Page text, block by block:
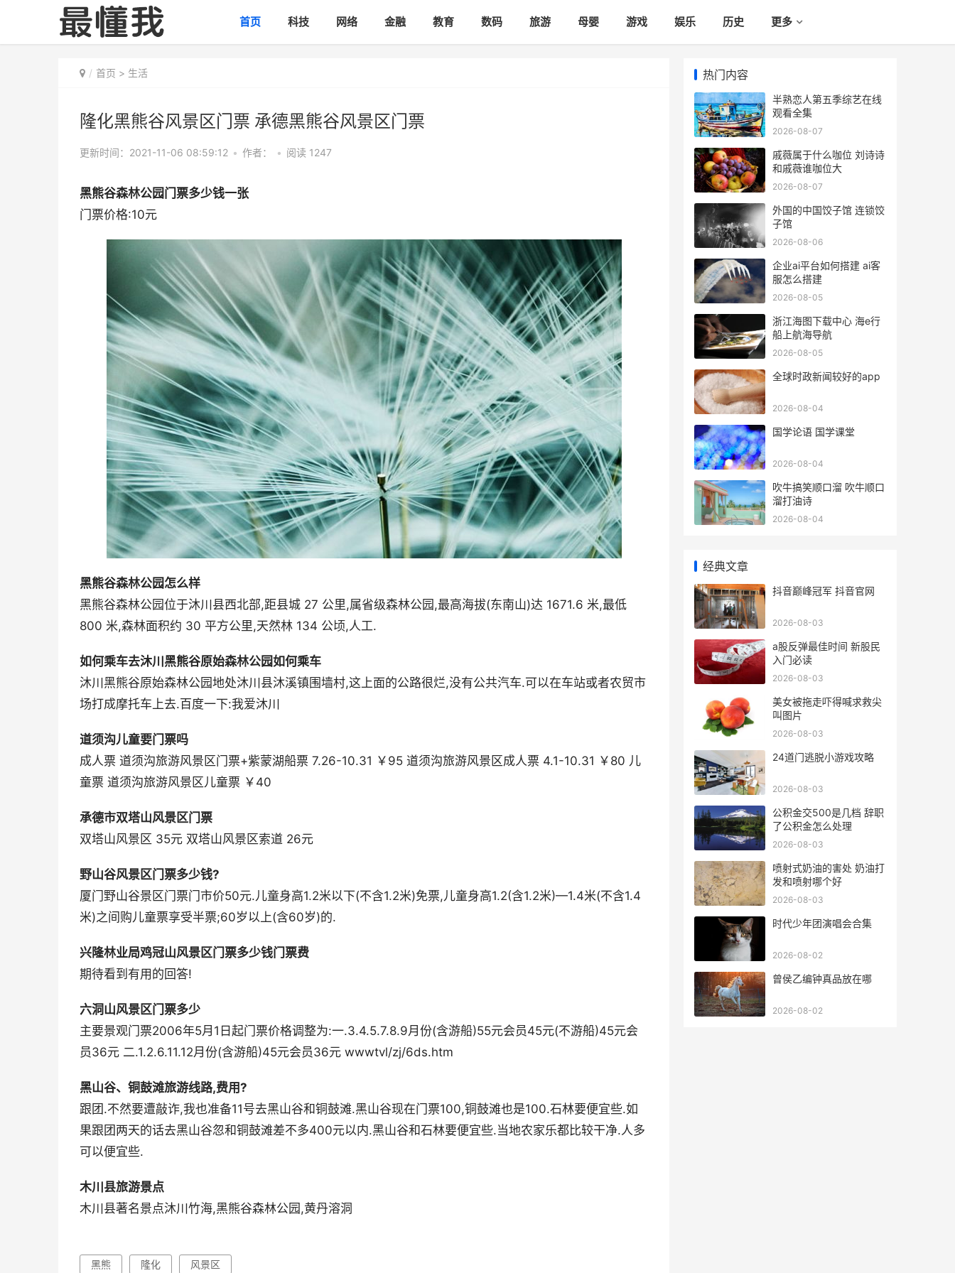
首页 科技 网络 金融 教育 数码 旅游 母婴 游戏 娱乐 历史 更多
首页 > 生活
隆化黑熊谷风景区门票 承德黑熊谷风景区门票
更新时间：2021-11-06 08:59:12 • 作者： • 阅读 1247
黑熊谷森林公园门票多少钱一张
门票价格:10元
黑熊谷森林公园怎么样
黑熊谷森林公园位于沐川县西北部,距县城 27 公里,属省级森林公园,最高海拔(东南山)达 1671.6 米,最低
800 米,森林面积约 30 平方公里,天然林 134 公顷,人工.
如何乘车去沐川黑熊谷原始森林公园如何乘车
沐川黑熊谷原始森林公园地处沐川县沐溪镇围墙村,这上面的公路很烂,没有公共汽车.可以在车站或者农贸市
场打成摩托车上去.百度一下:我爱沐川
道须沟儿童要门票吗
成人票 道须沟旅游风景区门票+紫蒙湖船票 7.26-10.31 ￥95 道须沟旅游风景区成人票 4.1-10.31 ￥80 儿
童票 道须沟旅游风景区儿童票 ￥40
承德市双塔山风景区门票
双塔山风景区 35元 双塔山风景区索道 26元
野山谷风景区门票多少钱?
厦门野山谷景区门票门市价50元.儿童身高1.2米以下(不含1.2米)免票,儿童身高1.2(含1.2米)—1.4米(不含1.4
米)之间购儿童票享受半票;60岁以上(含60岁)的.
兴隆林业局鸡冠山风景区门票多少钱门票费
期待看到有用的回答!
六洞山风景区门票多少
主要景观门票2006年5月1日起门票价格调整为:一.3.4.5.7.8.9月份(含游船)55元会员45元(不游船)45元会
员36元 二.1.2.6.11.12月份(含游船)45元会员36元 wwwtvl/zj/6ds.htm
黑山谷、铜鼓滩旅游线路,费用?
跟团.不然要遭敲诈,我也准备11号去黑山谷和铜鼓滩.黑山谷现在门票100,铜鼓滩也是100.石林要便宜些.如
果跟团两天的话去黑山谷忽和铜鼓滩差不多400元以内.黑山谷和石林要便宜些.当地农家乐都比较干净.人多
可以便宜些.
木川县旅游景点
木川县著名景点沐川竹海,黑熊谷森林公园,黄丹溶洞
黑熊 隆化 风景区
热门内容
半熟恋人第五季综艺在线
观看全集
2026-08-07
戚薇属于什么咖位 刘诗诗
和戚薇谁咖位大
2026-08-07
外国的中国饺子馆 连锁饺
子馆
2026-08-06
企业ai平台如何搭建 ai客
服怎么搭建
2026-08-05
浙江海图下载中心 海e行
船上航海导航
2026-08-05
全球时政新闻较好的app
2026-08-04
国学论语 国学课堂
2026-08-04
吹牛搞笑顺口溜 吹牛顺口
溜打油诗
2026-08-04
经典文章
抖音巅峰冠军 抖音官网
2026-08-03
a股反弹最佳时间 新股民
入门必读
2026-08-03
美女被拖走吓得喊求救尖
叫图片
2026-08-03
24道门逃脱小游戏攻略
2026-08-03
公积金交500是几档 辞职
了公积金怎么处理
2026-08-03
喷射式奶油的害处 奶油打
发和喷射哪个好
2026-08-03
时代少年团演唱会合集
2026-08-02
曾侯乙编钟真品放在哪
2026-08-02